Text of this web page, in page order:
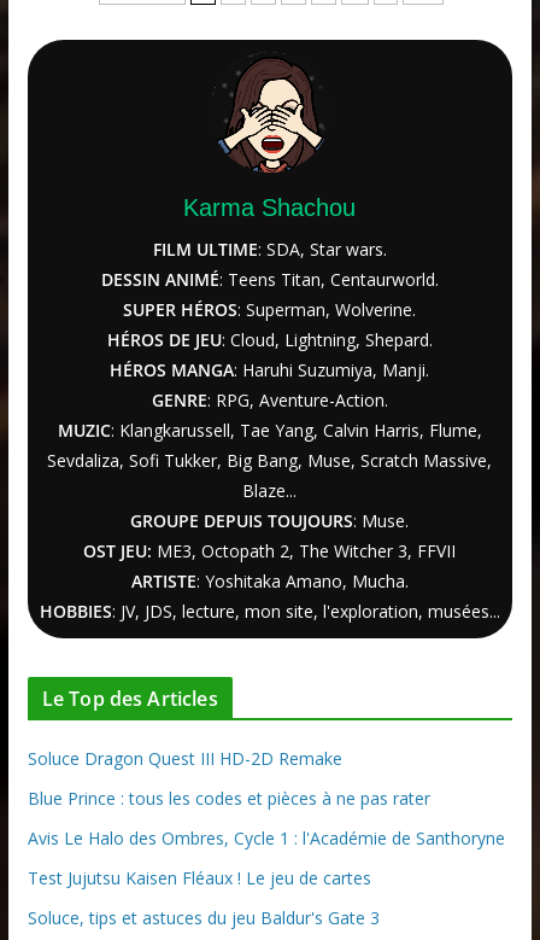
Karma Shachou
FILM ULTIME: SDA, Star wars.
DESSIN ANIMÉ: Teens Titan, Centaurworld.
SUPER HÉROS: Superman, Wolverine.
HÉROS DE JEU: Cloud, Lightning, Shepard.
HÉROS MANGA: Haruhi Suzumiya, Manji.
GENRE: RPG, Aventure-Action.
MUZIC: Klangkarussell, Tae Yang, Calvin Harris, Flume,
Sevdaliza, Sofi Tukker, Big Bang, Muse, Scratch Massive,
Blaze...
GROUPE DEPUIS TOUJOURS: Muse.
OST JEU: ME3,Octopath 2, The Witcher3, FFVII
ARTISTE: Yoshitaka Amano, Mucha.
HOBBIES: JV, JDS, lecture, mon site, l'exploration, musées...
Le Top des Articles
Soluce Dragon Quest III HD-2D Remake
Blue Prince : tous les codes et pièces à ne pas rater
Avis Le Halo des Ombres, Cycle 1 : l'Académie de Santhoryne
Test Jujutsu Kaisen Fléaux ! Le jeu de cartes
Soluce, tips et astuces du jeu Baldur's Gate 3